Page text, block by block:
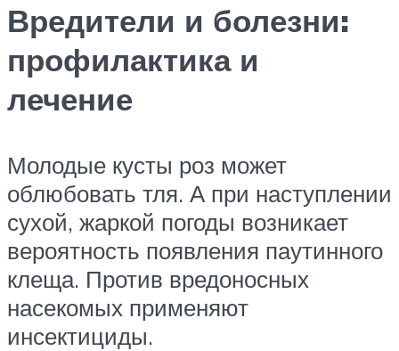
Вредители и болезни:
профилактика и
лечение
Молодые кусты роз может
облюбовать тля. А при наступлении
сухой, жаркой погоды возникает
вероятность появления паутинного
клеща. Против вредоносных
насекомых применяют
инсектициды.